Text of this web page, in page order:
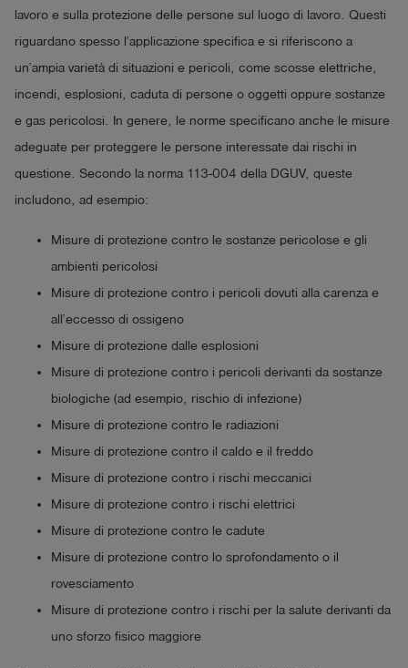
lavoro e sulla protezione delle persone sul luogo di lavoro. Questi
riguardano spesso l’applicazione specifica e si riferiscono a
un’ampia varietà di situazioni e pericoli, come scosse elettriche,
incendi, esplosioni, caduta di persone o oggetti oppure sostanze
e gas pericolosi. In genere, le norme specificano anche le misure
adeguate per proteggere le persone interessate dai rischi in
questione. Secondo la norma 113-004 della DGUV, queste
includono, ad esempio:
Misure di protezione contro le sostanze pericolose e gli
ambienti pericolosi
Misure di protezione contro i pericoli dovuti alla carenza e
all’eccesso di ossigeno
Misure di protezione dalle esplosioni
Misure di protezione contro i pericoli derivanti da sostanze
biologiche (ad esempio, rischio di infezione)
Misure di protezione contro le radiazioni
Misure di protezione contro il caldo e il freddo
Misure di protezione contro i rischi meccanici
Misure di protezione contro i rischi elettrici
Misure di protezione contro le cadute
Misure di protezione contro lo sprofondamento o il
rovesciamento
Misure di protezione contro i rischi per la salute derivanti da
uno sforzo fisico maggiore